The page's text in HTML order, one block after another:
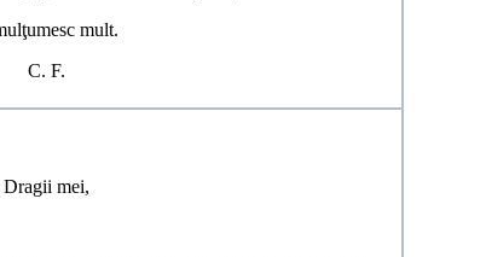
mult.
C. F.
Dragii mei,